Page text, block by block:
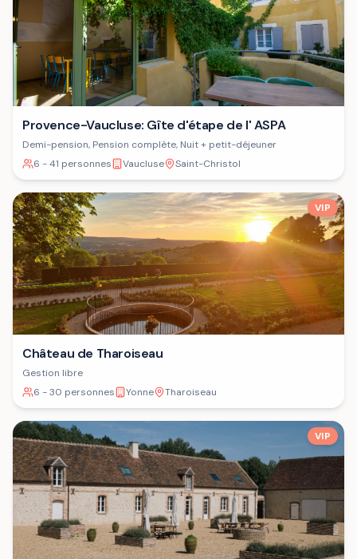
Provence-Vaucluse: Gîte d'étape de l' ASPA
Demi-pension, Pension complète, Nuit + petit-déjeuner
6 - 41 personnes
Vaucluse Saint-Christol
VIP
Château de Tharoiseau
Gestion libre
6 - 30 personnes
Yonne Tharoiseau
VIP